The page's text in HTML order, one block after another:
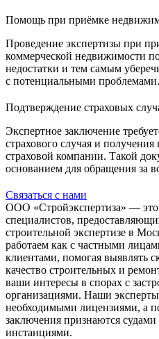
Помощь при приёмке
Проведение экспертизы при
коммерческой недвижимости
недостатки и тем самым
с потенциальными проблемами.
Подтверждение страховых
Экспертное заключение
страхового случая и
страховой компании. Такой
основанием для обращения за
Связаться с нами
ООО «Стройэкспертиза» —
специалистов,
строительной экспертизе в
работаем как с частными
клиентами, помогая выявлять
качество строительных и
ваши интересы в спорах с
организациями. Наши
необходимыми лицензиями, а
заключения признаются
инстанциями.